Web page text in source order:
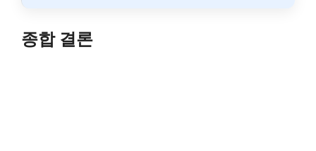
종합 결론